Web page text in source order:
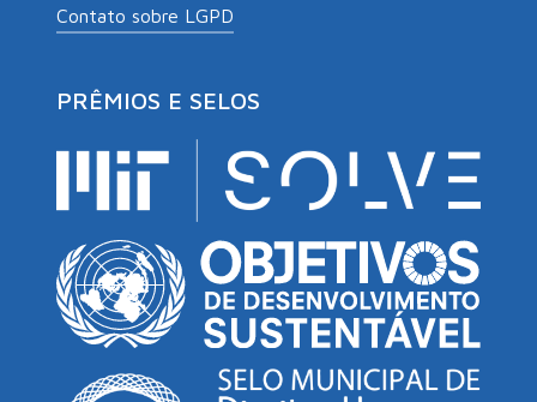
Contato sobre LGPD
PRÊMIOS E SELOS